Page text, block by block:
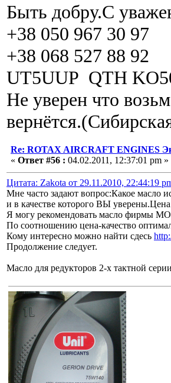
Быть добру.С
+38 050 967 30 97
+38 068 527 88 92
UT5UUP QTH
Не уверен что
Re: ROTAX AIRCRAFT ENGINES
« Ответ #56 : 04.02.2011, 12:37:01 pm »
Цитата: Zakota от 29.11.2010, 22:44:19
Мне часто задают вопрос:Какое масло
и в качестве которого ВЫ
Я могу рекомендовать масло фирмы
По соотношению цена-качество
Кому интересно можно найти сдесь
Продолжение следует.
Масло для редукторов 2-х тактной